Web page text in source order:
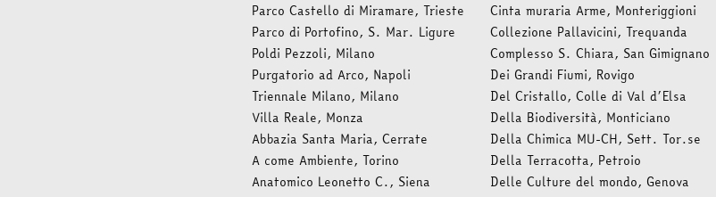
Parco Castello di Miramare, Trieste
Parco di Portofino, S. Mar. Ligure
Poldi Pezzoli, Milano
Purgatorio ad Arco, Napoli
Triennale Milano, Milano
Villa Reale, Monza
Abbazia Santa Maria, Cerrate
A come Ambiente, Torino
Anatomico Leonetto C., Siena
Cinta muraria Arme, Monteriggioni
Collezione Pallavicini, Trequanda
Complesso S. Chiara, San Gimignano
Dei Grandi Fiumi, Rovigo
Del Cristallo, Colle di Val d’Elsa
Della Biodiversità, Monticiano
Della Chimica MU-CH, Sett. Tor.se
Della Terracotta, Petroio
Delle Culture del mondo, Genova